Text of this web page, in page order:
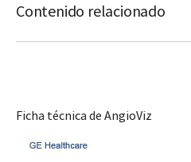
Contenido relacionado
Ficha técnica de AngioViz